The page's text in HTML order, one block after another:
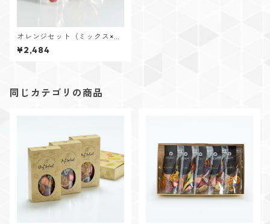
オレンジセット（ミックス×
２/オレンジ）
¥2,484
同じカテゴリの商品